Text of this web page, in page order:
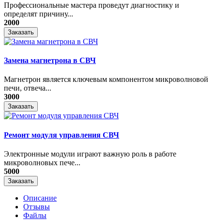
Профессиональные мастера проведут диагностику и
определят причину...
2000
Заказать
Замена магнетрона в СВЧ
Магнетрон является ключевым компонентом микроволновой
печи, отвеча...
3000
Заказать
Ремонт модуля управления СВЧ
​Электронные модули играют важную роль в работе
микроволновых пече...
5000
Заказать
Описание
Отзывы
Файлы